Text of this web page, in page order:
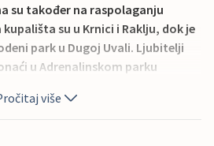
su također na raspolaganju
su u Krnici i Raklju, dok je
park u Dugoj Uvali. Ljubitelji
u Adrenalinskom parku
više